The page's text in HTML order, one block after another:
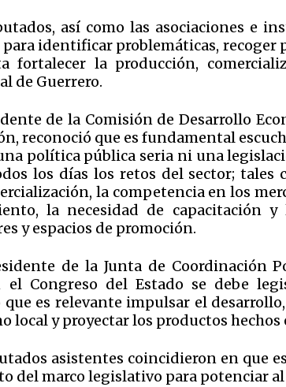
así como las asociaciones e
identificar problemáticas, recoger
fortalecer la producción,
de Guerrero.
de la Comisión de Desarrollo
reconoció que es fundamental
política pública seria ni una
los días los retos del sector; tales
la competencia en los
la necesidad de capacitación y
y espacios de promoción.
de la Junta de Coordinación
el Congreso del Estado se debe
es relevante impulsar el
local y proyectar los productos hechos
asistentes coincidieron en que
del marco legislativo para potenciar